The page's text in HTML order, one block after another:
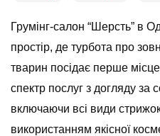
Грумінг-салон “Шерсть” в
простір, де турбота про
тварин посідає перше
спектр послуг з догляду за
включаючи всі види
використанням якісної